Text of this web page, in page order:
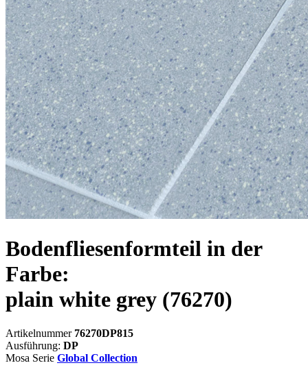
Bodenfliesenformteil in der
Farbe:
plain white grey (76270)
Artikelnummer 76270DP815
Ausführung: DP
Mosa Serie Global Collection